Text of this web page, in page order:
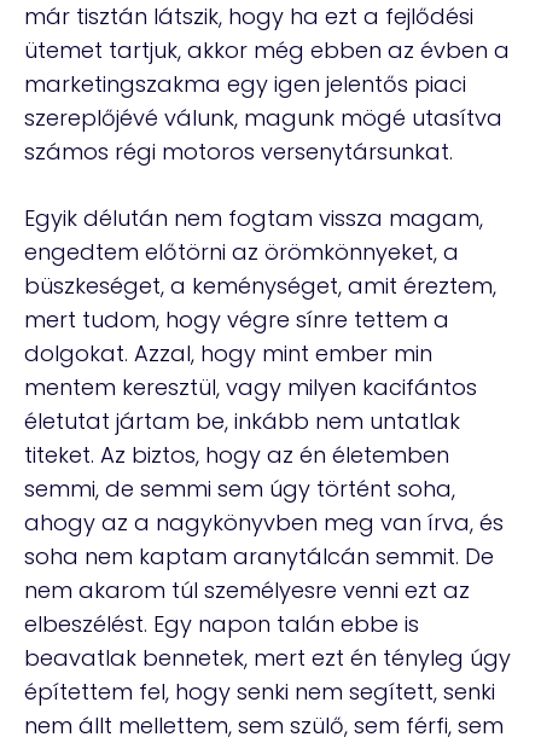
már tisztán látszik, hogy ha ezt a fejlődési
ütemet tartjuk, akkor még ebben az évben a
marketingszakma egy igen jelentős piaci
szereplőjévé válunk, magunk mögé utasítva
számos régi motoros versenytársunkat.
Egyik délután nem fogtam vissza magam,
engedtem előtörni az örömkönnyeket, a
büszkeséget, a keménységet, amit éreztem,
mert tudom, hogy végre sínre tettem a
dolgokat. Azzal, hogy mint ember min
mentem keresztül, vagy milyen kacifántos
életutat jártam be, inkább nem untatlak
titeket. Az biztos, hogy az én életemben
semmi, de semmi sem úgy történt soha,
ahogy az a nagykönyvben meg van írva, és
soha nem kaptam aranytálcán semmit. De
nem akarom túl személyesre venni ezt az
elbeszélést. Egy napon talán ebbe is
beavatlak bennetek, mert ezt én tényleg úgy
építettem fel, hogy senki nem segített, senki
nem állt mellettem, sem szülő, sem férfi, sem